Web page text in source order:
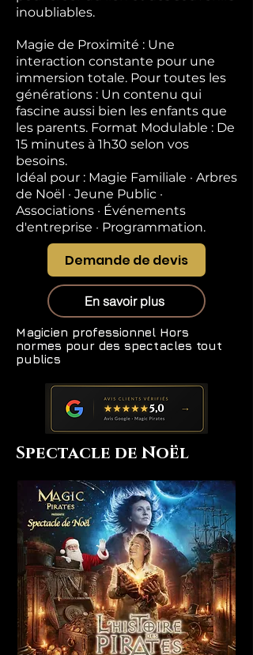
inoubliables.
Magie de Proximité : Une
interaction constante pour une
immersion totale. Pour toutes les
générations : Un contenu qui
fascine aussi bien les enfants que
les parents. Format Modulable : De
15 minutes à 1h30 selon vos
besoins.
Idéal pour : Magie Familiale · Arbres
de Noël · Jeune Public ·
Associations · Événements
d'entreprise · Programmation.
Demande de devis
En savoir plus
Magicien professionnel Hors
normes pour des spectacles tout
publics
Spectacle de Noël